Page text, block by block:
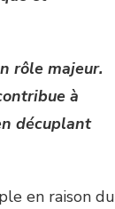
rôle majeur.
à
décuplant
en raison du